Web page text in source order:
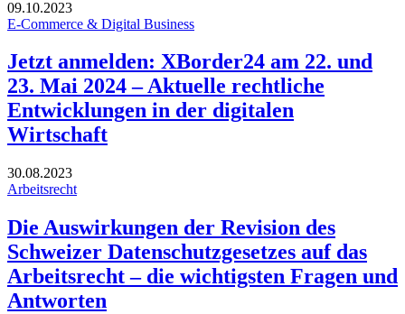
09.10.2023
E-Commerce & Digital Business
Jetzt anmelden: XBorder24 am 22. und
23. Mai 2024 – Aktuelle rechtliche
Entwicklungen in der digitalen
Wirtschaft
30.08.2023
Arbeitsrecht
Die Auswirkungen der Revision des
Schweizer Datenschutzgesetzes auf das
Arbeitsrecht – die wichtigsten Fragen und
Antworten